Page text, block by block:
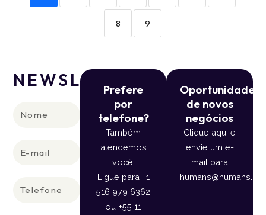
8 9
NEWSLETTER
Prefere
por
telefone?
Também
atendemos
você.
Ligue para +1
516 979 6362
ou +55 11
Oportunidade
de novos
negócios
Clique aqui e
envie um e-
mail para